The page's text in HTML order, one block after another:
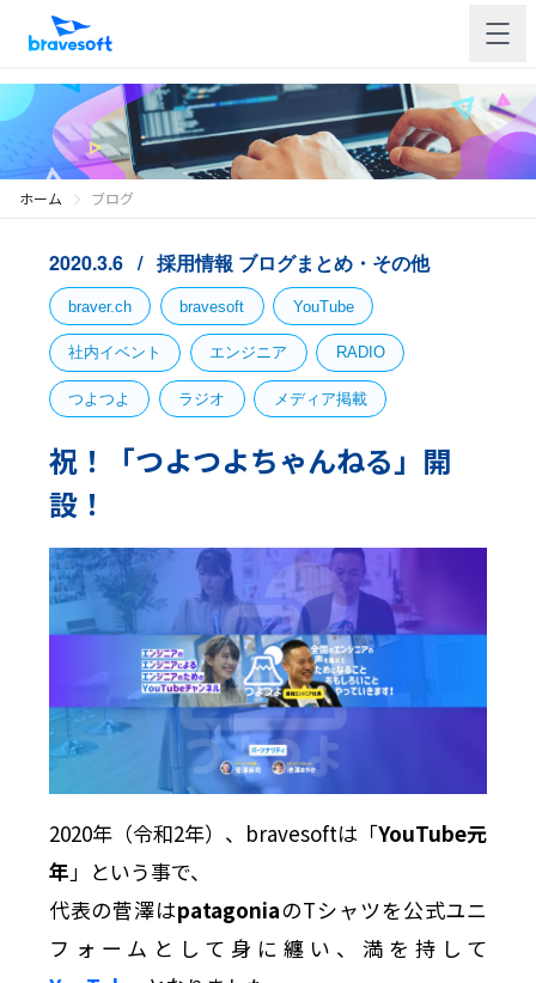
ホーム ブログ
2020.3.6 採用情報 ブログまとめ・その他
braver.ch bravesoft YouTube
社内イベント エンジニア RADIO
つよつよ ラジオ メディア掲載
祝！「つよつよちゃんねる」開
設！
2020年（令和2年）、bravesoftは「YouTube元
年」という事で、
代表の菅澤はpatagoniaのTシャツを公式ユニ
フォームとして身に纏い、満を持して